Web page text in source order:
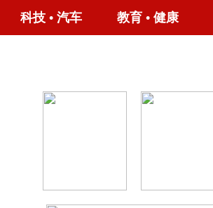
科技 • 汽车 教育 • 健康